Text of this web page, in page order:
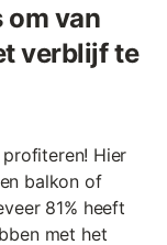
om van
verblijf te
Hier
balkon of
81% heeft
met het